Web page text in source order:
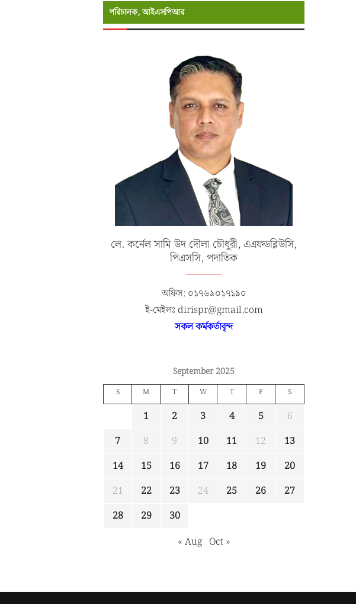
পরিচালক, আইএসপিআর
লে. কর্নেল সামি উদ দৌলা চৌধুরী, এএফডব্লিউসি,
পিএসসি, পদাতিক
অফিস: ০১৭৬৯০১৭১৯০
ই-মেইলঃ dirispr@gmail.com
সকল কর্মকর্তাবৃন্দ
September 2025
S M T W T F S
1 2 3 4 5
6
7
8 9 10 11 12
13
14
15 16 17 18 19
20
21
22 23 24 25 26
27
28
29
30
« Aug Oct »